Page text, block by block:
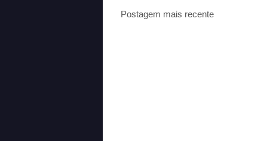
Postagem mais recente